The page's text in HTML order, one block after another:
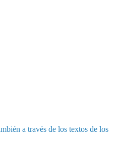
a través de los textos de los